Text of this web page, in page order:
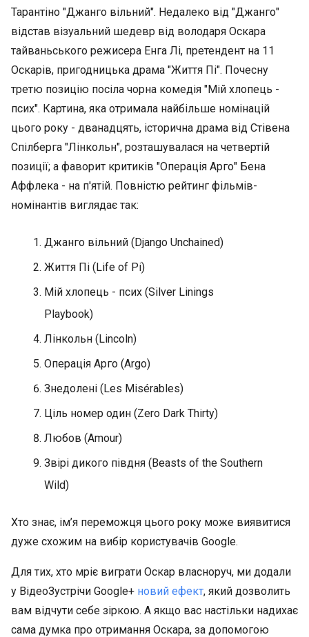
Тарантіно "Джанго вільний". Недалеко від "Джанго"
відстав візуальний шедевр від володаря Оскара
тайваньського режисера Енга Лі, претендент на 11
Оcкарів, пригодницька драма "Життя Пі". Почесну
третю позицію посіла чорна комедія "Мій хлопець -
псих". Картина, яка отримала найбільше номінацій
цього року - дванадцять, історична драма від Стівена
Спілберга "Лінкольн", розташувалася на четвертій
позиції; а фаворит критиків "Операція Арго" Бена
Аффлека - на п'ятій. Повністю рейтинг фільмів-
номінантів виглядає так:
Джанго вільний (Django Unchained)
Життя Пі (Life of Pi)
Мій хлопець - псих (Silver Linings
Playbook)
Лінкольн (Lincoln)
Операція Арго (Аrgo)
Знедолені (Les Misérables)
Ціль номер один (Zero Dark Thirty)
Любов (Amour)
Звірі дикого півдня (Beasts of the Southern
Wild)
Хто знає, ім’я переможця цього року може виявитися
дуже схожим на вибір користувачів Google.
Для тих, хто мріє виграти Оскар власноруч, ми додали
у ВідеоЗустрічи Google+ новий ефект, який дозволить
вам відчути себе зіркою. А якщо вас настільки надихає
сама думка про отримання Оскара, за допомогою